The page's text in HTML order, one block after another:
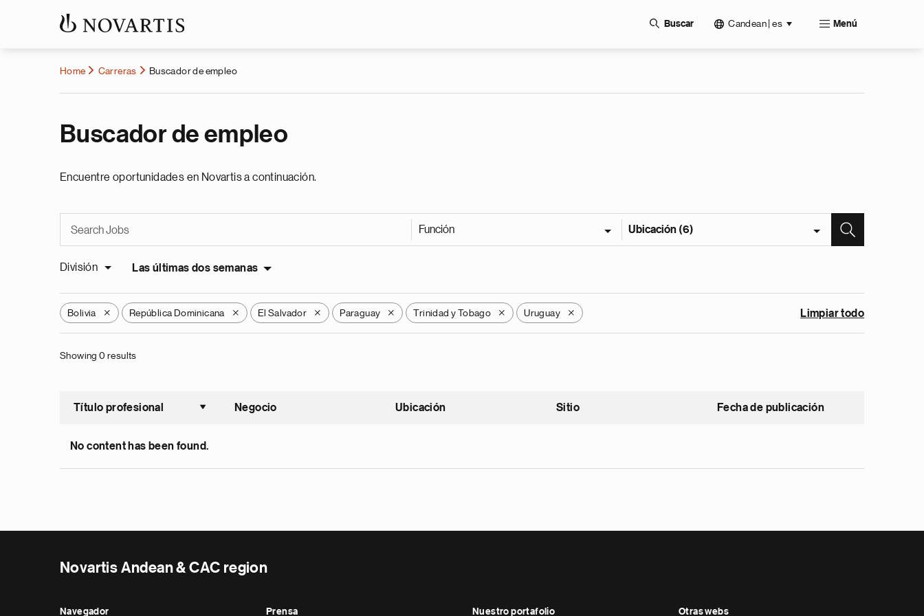
Buscar Candean | es Menú
Home Carreras Buscador de empleo
Buscador de empleo
Encuentre oportunidades en Novartis a continuación.
Función Ubicación (6)
División Las últimas dos semanas
Bolivia X República Dominicana X El Salvador X Paraguay X Trinidad y Tobago X Uruguay X Limpiar todo
Showing 0 results
Título profesional
Ordenar ascendente
Negocio Ubicación Sitio Fecha de publicación
No content has been found.
Novartis Andean & CAC region
Navegador Prensa Nuestro portafolio Otras webs